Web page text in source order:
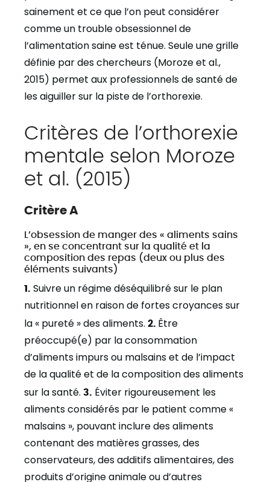
sainement et ce que l’on peut considérer
comme un trouble obsessionnel de
l’alimentation saine est ténue. Seule une grille
définie par des chercheurs (Moroze et al.,
2015) permet aux professionnels de santé de
les aiguiller sur la piste de l’orthorexie.
Critères de l’orthorexie
mentale selon Moroze
et al. (2015)
Critère A
L’obsession de manger des « aliments sains
», en se concentrant sur la qualité et la
composition des repas (deux ou plus des
éléments suivants)
1. Suivre un régime déséquilibré sur le plan
nutritionnel en raison de fortes croyances sur
la « pureté » des aliments. 2. Être
préoccupé(e) par la consommation
d’aliments impurs ou malsains et de l’impact
de la qualité et de la composition des aliments
sur la santé. 3. Éviter rigoureusement les
aliments considérés par le patient comme «
malsains », pouvant inclure des aliments
contenant des matières grasses, des
conservateurs, des additifs alimentaires, des
produits d’origine animale ou d’autres